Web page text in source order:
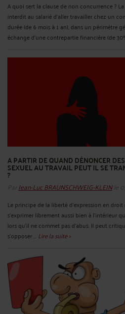
A quoi sert la clause de non concurrence ?
interdit au salarié d’aller travailler chez un
durée (de 6 mois à 1 an), dans un périmètre
échange d’une contrepartie financière (de
A PARTIR DE QUAND DÉNONCER
SEXUEL AU TRAVAIL PEUT IL SE
?
Par Jean-Luc BRAUNSCHWEIG-KLEINle
Le principe de la liberté d’expression en
s’exprimer librement aussi bien à l’intérieur
lors qu’il ne commet pas d’abus. Il peut
s’opposer ... Lire la suite >